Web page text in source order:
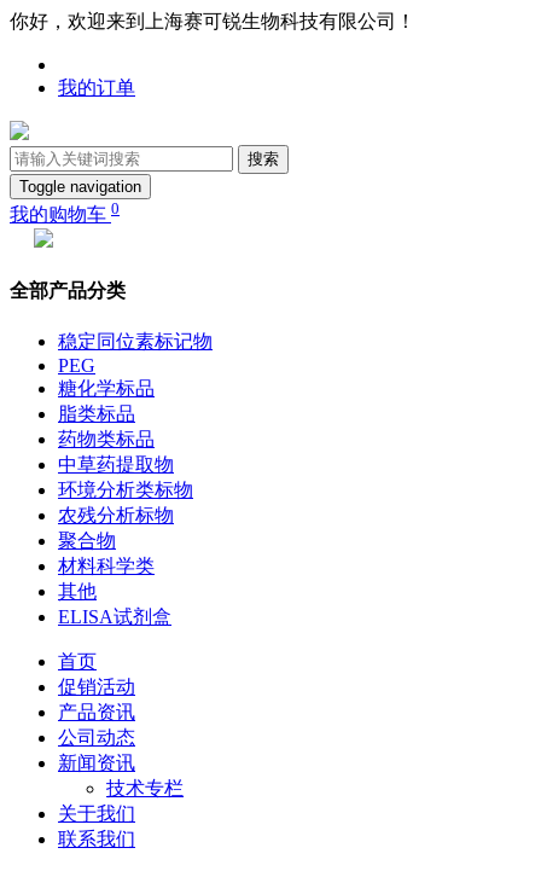
你好，欢迎来到上海赛可锐生物科技有限公司！
我的订单
搜索
Toggle navigation
我的购物车 0
全部产品分类
稳定同位素标记物
PEG
糖化学标品
脂类标品
药物类标品
中草药提取物
环境分析类标物
农残分析标物
聚合物
材料科学类
其他
ELISA试剂盒
首页
促销活动
产品资讯
公司动态
新闻资讯
技术专栏
关于我们
联系我们